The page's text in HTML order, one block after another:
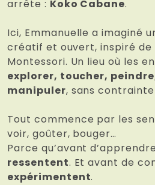
arrête : Koko Cabane.
Ici, Emmanuelle a imaginé
créatif et ouvert, inspiré de
Montessori. Un lieu où les
explorer, toucher,
manipuler, sans
Tout commence par les
voir, goûter, bouger…
Parce qu’avant
ressentent. Et avant de
expérimentent.